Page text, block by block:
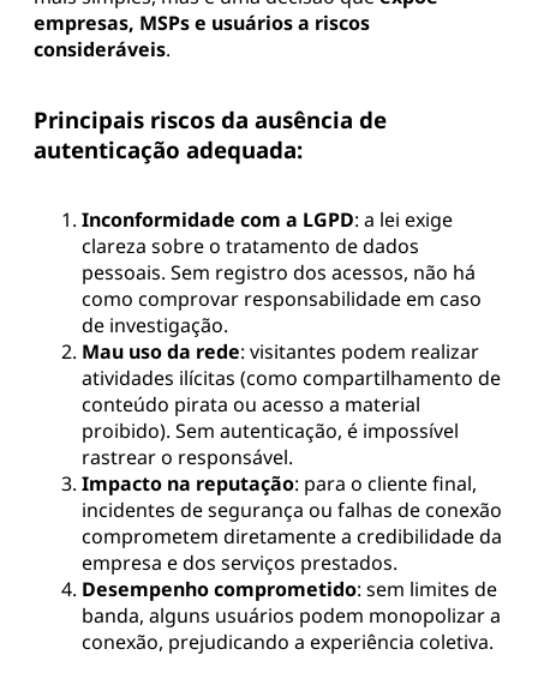
empresas, MSPs e usuários a riscos
consideráveis.
Principais riscos da ausência de
autenticação adequada:
Inconformidade com a LGPD: a lei exige
clareza sobre o tratamento de dados
pessoais. Sem registro dos acessos, não há
como comprovar responsabilidade em caso
de investigação.
Mau uso da rede: visitantes podem realizar
atividades ilícitas (como compartilhamento de
conteúdo pirata ou acesso a material
proibido). Sem autenticação, é impossível
rastrear o responsável.
Impacto na reputação: para o cliente final,
incidentes de segurança ou falhas de conexão
comprometem diretamente a credibilidade da
empresa e dos serviços prestados.
Desempenho comprometido: sem limites de
banda, alguns usuários podem monopolizar a
conexão, prejudicando a experiência coletiva.